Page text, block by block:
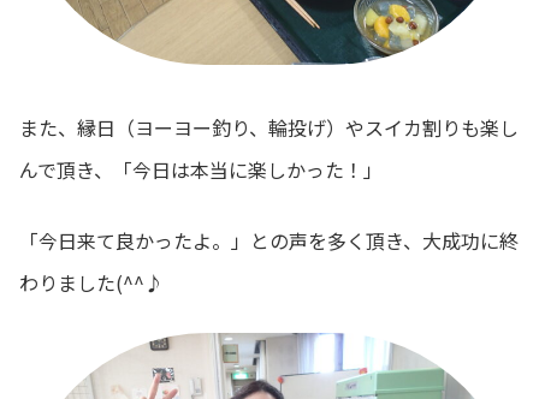
また、縁日（ヨーヨー釣り、輪投げ）やスイカ割りも楽し
んで頂き、「今日は本当に楽しかった！」
「今日来て良かったよ。」との声を多く頂き、大成功に終
わりました(^^♪